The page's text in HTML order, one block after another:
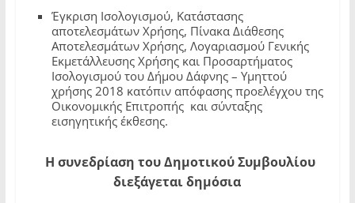
Έγκριση Ισολογισμού, Κατάστασης
αποτελεσμάτων Χρήσης, Πίνακα Διάθεσης
Αποτελεσμάτων Χρήσης, Λογαριασμού Γενικής
Εκμετάλλευσης Χρήσης και Προσαρτήματος
Ισολογισμού του Δήμου Δάφνης – Υμηττού
χρήσης 2018 κατόπιν απόφασης προελέγχου της
Οικονομικής Επιτροπής και σύνταξης
εισηγητικής έκθεσης.
Η συνεδρίαση του Δημοτικού Συμβουλίου
διεξάγεται δημόσια